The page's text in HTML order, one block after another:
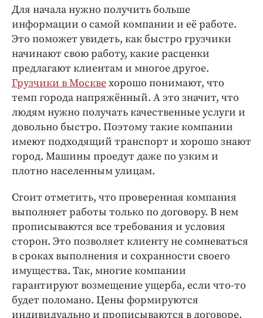
Издания
Медиаперсона
Интересное чтиво
Клиника года
Бренд года
Работодатель года
Для начала нужно получить больше
информации о самой компании и её работе.
Это поможет увидеть, как быстро грузчики
начинают свою работу, какие расценки
предлагают клиентам и многое другое.
Грузчики в Москвехорошо понимают, что
темп города напряжённый. А это значит, что
людям нужно получать качественные услуги и
довольно быстро. Поэтому такие компании
имеют подходящий транспорт и хорошо знают
город. Машины проедут даже по узким и
плотно населенным улицам.
Стоит отметить, что проверенная компания
выполняет работы только по договору. В нем
прописываются все требования и условия
сторон. Это позволяет клиенту не сомневаться
в сроках выполнения и сохранности своего
имущества. Так, многие компании
гарантируют возмещение ущерба, если что-то
будет поломано. Цены формируются
индивидуально и прописываются в договоре.